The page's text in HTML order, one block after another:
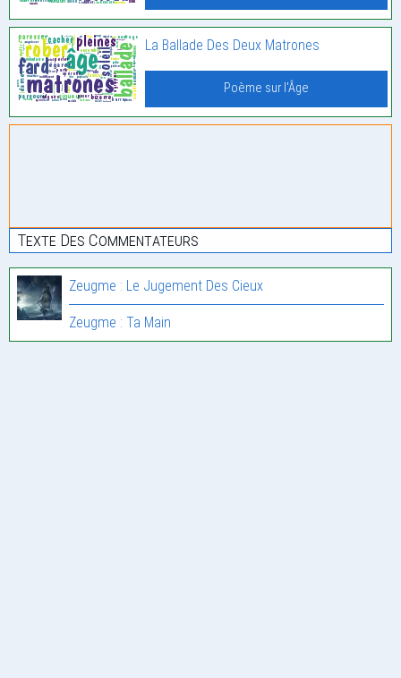
La Ballade Des Deux Matrones
Poème sur l'Âge
Texte Des Commentateurs
Zeugme : Le Jugement Des Cieux
Zeugme : Ta Main